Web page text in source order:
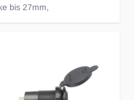
bis 27mm,